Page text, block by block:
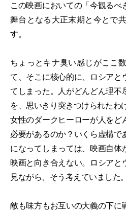
この映画においての「今観るべ
舞台となる大正末期と今とで
す。
ちょっとキナ臭い感じがここ
て、そこに核心的に、ロシアと
てしまった。人がどんどん理不
を、思いきり突きつけられたわ
女性のダークヒーローが人をど
必要があるのか？いくら虚構で
になってしまっては、映画自体
映画と向き合えない。ロシアと
見ながら、そう考えていました。
敵も味方もお互いの大義の下に